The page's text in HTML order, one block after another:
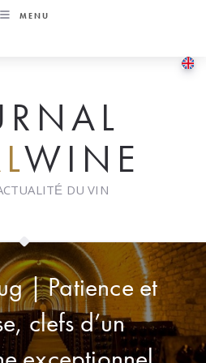
MENU
WINE
DU VIN
| Patience et
clefs d’un